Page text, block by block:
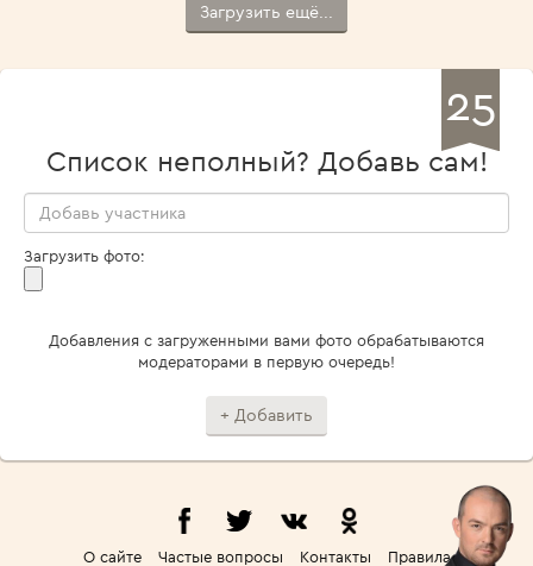
Загрузить ещё...
25
Список неполный? Добавь сам!
Загрузить фото:
Добавления с загруженными вами фото обрабатываются
модераторами в первую очередь!
О сайте Частые вопросы Контакты Правила